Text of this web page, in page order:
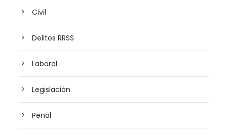
Civil
Delitos RRSS
Laboral
Legislación
Penal